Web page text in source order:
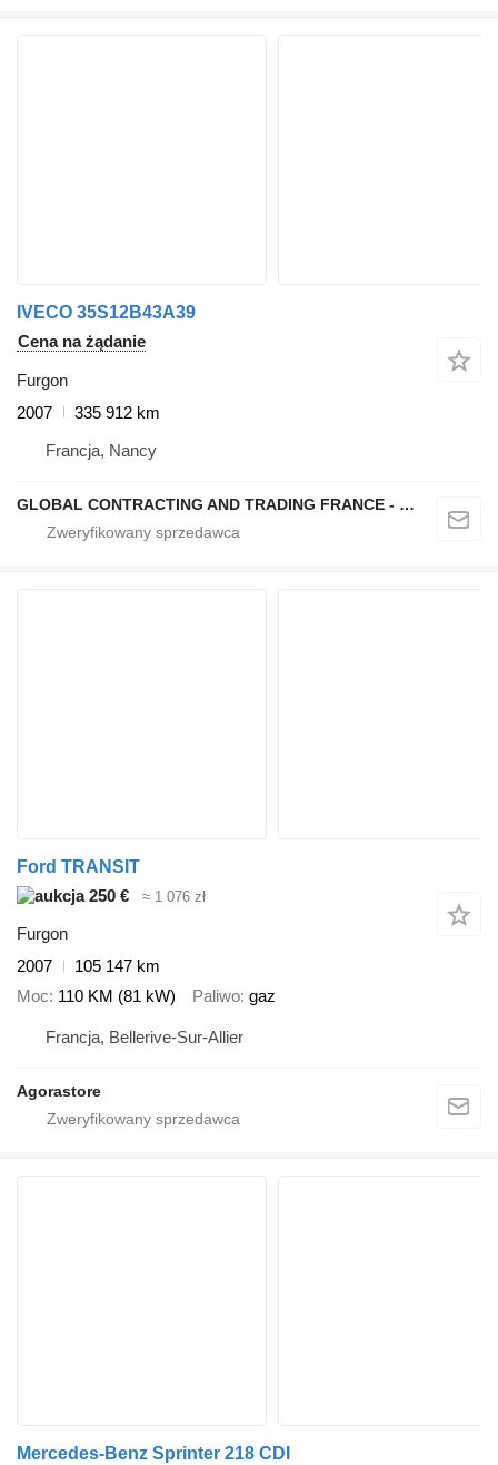
IVECO 35S12B43A39
Cena na żądanie
Furgon
2007
335 912 km
Francja, Nancy
GLOBAL CONTRACTING AND TRADING FRANCE - GCTF
Ford TRANSIT
250 €
≈ 1 076 zł
Furgon
2007
105 147 km
Moc 110 KM (81 kW) Paliwo gaz
Francja, Bellerive-Sur-Allier
Agorastore
Mercedes-Benz Sprinter 218 CDI